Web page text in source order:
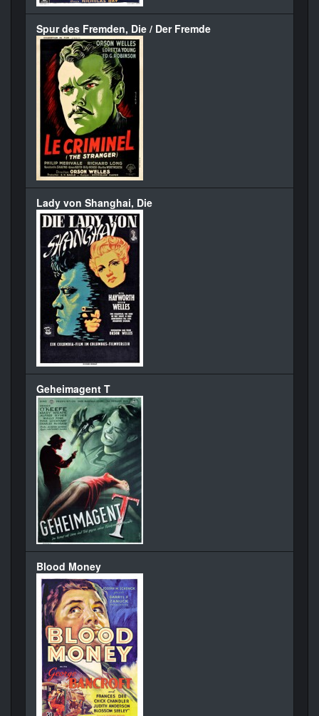
Spur des Fremden, Die / Der Fremde
Lady von Shanghai, Die
Geheimagent T
Blood Money